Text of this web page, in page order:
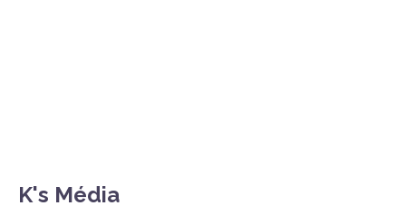
K's Média